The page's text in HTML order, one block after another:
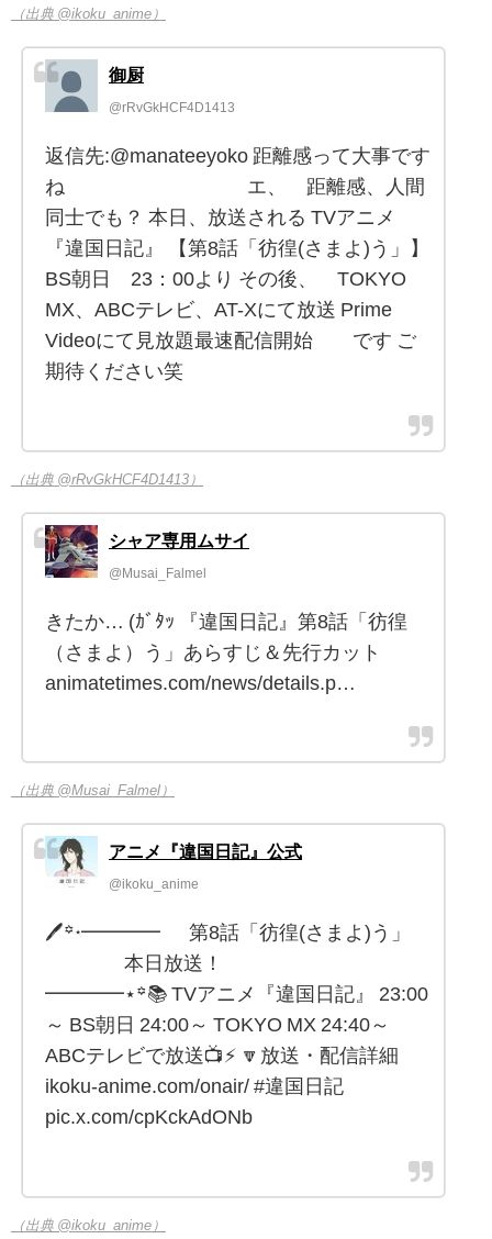
（出典 @ikoku_anime）
御厨
@rRvGkHCF4D1413
返信先:@manateeyoko 距離感って大事です
ね エ、 距離感、人間
同士でも？ 本日、放送される TVアニメ
『違国日記』 【第8話「彷徨(さまよ)う」】
BS朝日 23：00より その後、 TOKYO
MX、ABCテレビ、AT-Xにて放送 Prime
Videoにて見放題最速配信開始 です ご
期待ください笑
（出典 @rRvGkHCF4D1413）
シャア専用ムサイ
@Musai_Falmel
きたか… (ｶﾞﾀｯ 『違国日記』第8話「彷徨
（さまよ）う」あらすじ＆先行カット
animatetimes.com/news/details.p…
（出典 @Musai_Falmel）
アニメ『違国日記』公式
@ikoku_anime
🖊꙳⋆━━━━ 第8話「彷徨(さまよ)う」
本日放送！
━━━━⋆꙳📚 TVアニメ『違国日記』 23:00
～ BS朝日 24:00～ TOKYO MX 24:40～
ABCテレビで放送📺⚡ 🔽放送・配信詳細
ikoku-anime.com/onair/ #違国日記
pic.x.com/cpKckAdONb
（出典 @ikoku_anime）